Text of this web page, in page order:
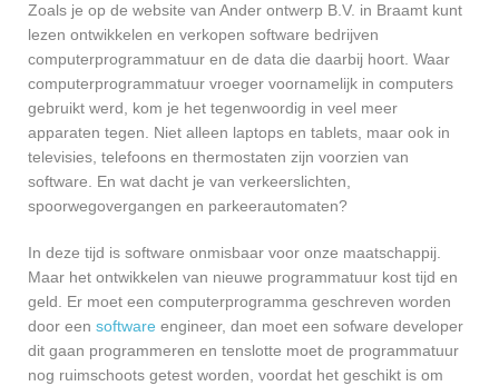
Zoals je op de website van Ander ontwerp B.V. in Braamt kunt
lezen ontwikkelen en verkopen software bedrijven
computerprogrammatuur en de data die daarbij hoort. Waar
computerprogrammatuur vroeger voornamelijk in computers
gebruikt werd, kom je het tegenwoordig in veel meer
apparaten tegen. Niet alleen laptops en tablets, maar ook in
televisies, telefoons en thermostaten zijn voorzien van
software. En wat dacht je van verkeerslichten,
spoorwegovergangen en parkeerautomaten?
In deze tijd is software onmisbaar voor onze maatschappij.
Maar het ontwikkelen van nieuwe programmatuur kost tijd en
geld. Er moet een computerprogramma geschreven worden
door een software engineer, dan moet een sofware developer
dit gaan programmeren en tenslotte moet de programmatuur
nog ruimschoots getest worden, voordat het geschikt is om